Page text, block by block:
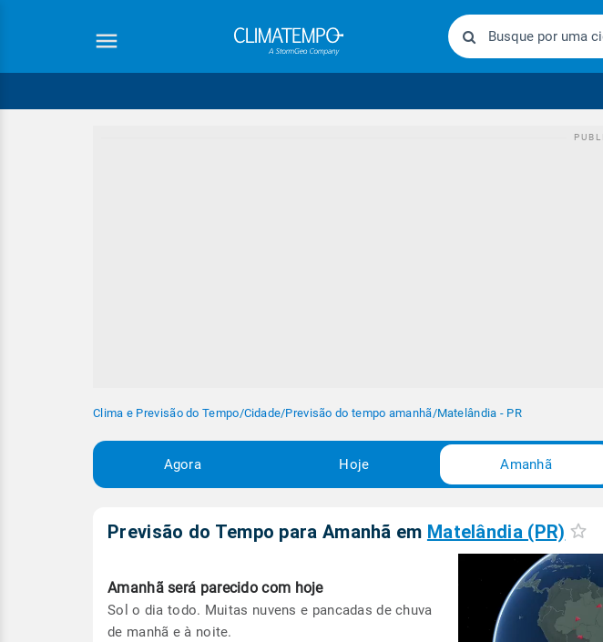
Clima e Previsão do Tempo/Cidade/Previsão do tempo amanhã/Matelândia - PR
Agora Hoje Amanhã
Previsão do Tempo para Amanhã em Matelândia (PR)
Amanhã será parecido com hoje
Sol o dia todo. Muitas nuvens e pancadas de chuva
de manhã e à noite.